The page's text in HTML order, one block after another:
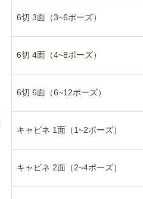
6切 3面（3~6ポーズ）
6切 4面（4~8ポーズ）
6切 6面（6~12ポーズ）
キャビネ 1面（1~2ポーズ）
キャビネ 2面（2~4ポーズ）